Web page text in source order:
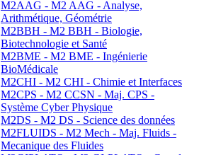
M2AAG - M2 AAG - Analyse,
Arithmétique, Géométrie
M2BBH - M2 BBH - Biologie,
Biotechnologie et Santé
M2BME - M2 BME - Ingénierie
BioMédicale
M2CHI - M2 CHI - Chimie et Interfaces
M2CPS - M2 CCSN - Maj. CPS -
Système Cyber Physique
M2DS - M2 DS - Science des données
M2FLUIDS - M2 Mech - Maj. Fluids -
Mecanique des Fluides